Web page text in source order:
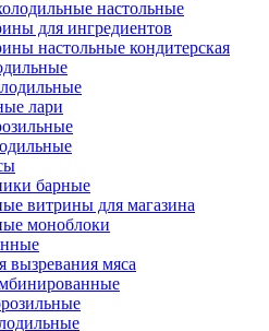
настольные
для ингредиентов
настольные кондитерская
лари
барные
витрины для магазина
моноблоки
мяса